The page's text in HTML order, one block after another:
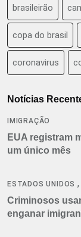
brasileirão
copa do brasil
coronavirus
Notícias
IMIGRAÇÃO
EUA registram
um único mês
ESTADOS UNIDOS
Criminosos
enganar